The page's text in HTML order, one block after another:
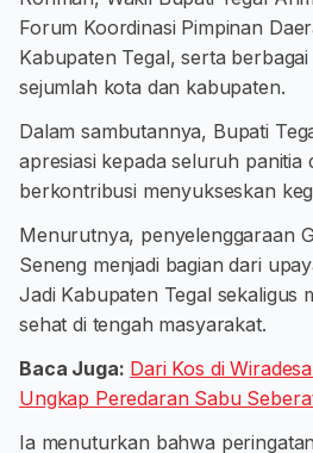
Forum Koordinasi Pimpinan
Kabupaten Tegal, serta
sejumlah kota dan kabupaten.
Dalam sambutannya, Bupati
apresiasi kepada seluruh panitia
berkontribusi menyukseskan
Menurutnya, penyelenggaraan
Seneng menjadi bagian dari
Jadi Kabupaten Tegal sekaligus
sehat di tengah masyarakat.
Baca Juga: Dari Kos di
Ungkap Peredaran Sabu
Ia menuturkan bahwa